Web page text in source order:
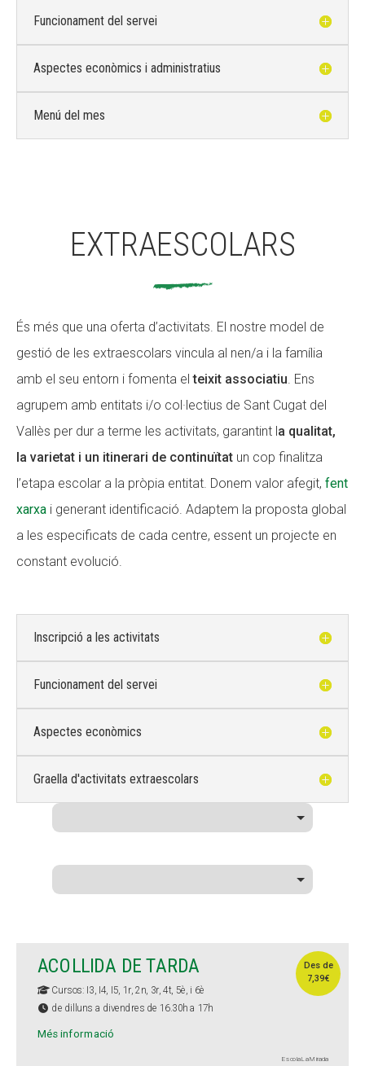
Funcionament del servei
Aspectes econòmics i administratius
Menú del mes
EXTRAESCOLARS
És més que una oferta d’activitats. El nostre model de
gestió de les extraescolars vincula al nen/a i la família
amb el seu entorn i fomenta elteixit associatiu. Ens
agrupem amb entitats i/o col·lectius de Sant Cugat del
Vallès per dur a terme les activitats, garantint la qualitat,
la varietat i un itinerari de continuïtat un cop finalitza
l’etapa escolar a la pròpia entitat. Donem valor afegit, fent
xarxa i generant identificació. Adaptem la proposta global
a les especificats de cada centre, essent un projecte en
constant evolució.
Inscripció a les activitats
Funcionament del servei
Aspectes econòmics
Graella d'activitats extraescolars
Des de
7,39€
ACOLLIDA DE TARDA
Cursos: I3, I4, I5, 1r, 2n, 3r, 4t, 5è, i 6è
de dilluns a divendres de 16.30h a 17h
Més informació
Escola La Mirada